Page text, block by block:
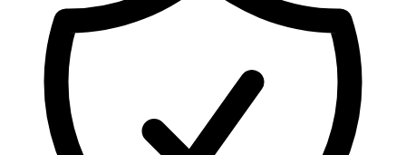
Реєстр перекладачів жестової мови Українського
товариства глухих
Підготовка перекладачів
Безбар'єрність для глухих
Вінницька область
Волинська область
Дніпропетровська область